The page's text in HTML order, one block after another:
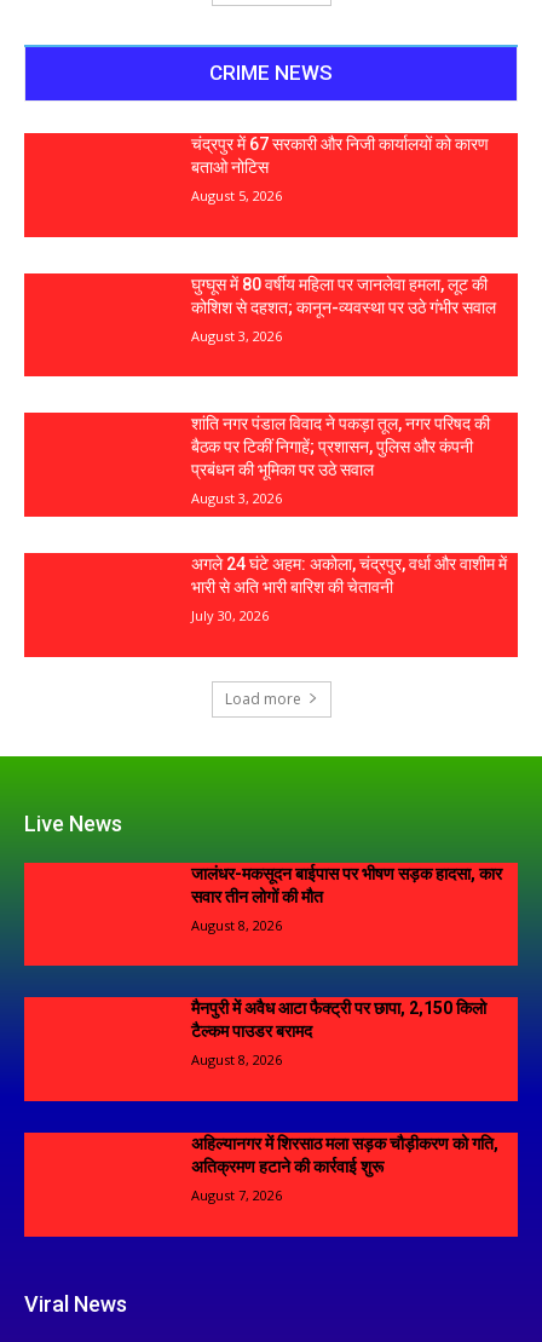
CRIME NEWS
चंद्रपुर में 67 सरकारी और निजी कार्यालयों को कारण
बताओ नोटिस
August 5, 2026
घुग्घूस में 80 वर्षीय महिला पर जानलेवा हमला, लूट की
कोशिश से दहशत; कानून-व्यवस्था पर उठे गंभीर सवाल
August 3, 2026
शांति नगर पंडाल विवाद ने पकड़ा तूल, नगर परिषद की
बैठक पर टिकीं निगाहें; प्रशासन, पुलिस और कंपनी
प्रबंधन की भूमिका पर उठे सवाल
August 3, 2026
अगले 24 घंटे अहम: अकोला, चंद्रपुर, वर्धा और वाशीम में
भारी से अति भारी बारिश की चेतावनी
July 30, 2026
Load more
Live News
जालंधर-मकसूदन बाईपास पर भीषण सड़क हादसा, कार
सवार तीन लोगों की मौत
August 8, 2026
मैनपुरी में अवैध आटा फैक्ट्री पर छापा, 2,150 किलो
टैल्कम पाउडर बरामद
August 8, 2026
अहिल्यानगर में शिरसाठ मला सड़क चौड़ीकरण को गति,
अतिक्रमण हटाने की कार्रवाई शुरू
August 7, 2026
Viral News